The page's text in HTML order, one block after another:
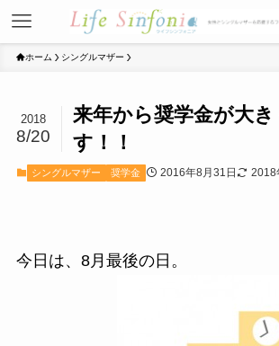
ホーム シングルマザー
来年から奨学金が大
す！！
2018
8/20
シングルマザー 奨学金 2016年8月31日 2018
今日は、8月最後の日。